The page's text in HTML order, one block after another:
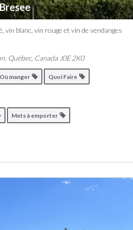
vin blanc, vin rouge et vin de vendanges
Québec, Canada J0E 2K0
Où manger Quoi Faire
Mets à emporter